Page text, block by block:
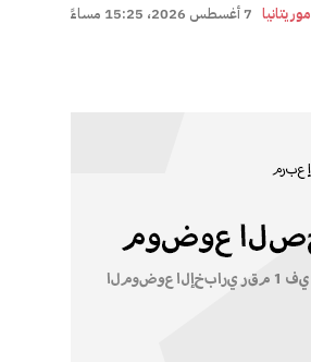
موريتانيا 7 أغسطس 2026، 15:25 مساءً